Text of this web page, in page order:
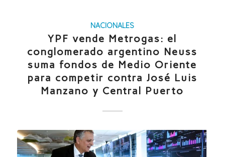
NACIONALES
YPF vende Metrogas: el
conglomerado argentino Neuss
suma fondos de Medio Oriente
para competir contra José Luis
Manzano y Central Puerto